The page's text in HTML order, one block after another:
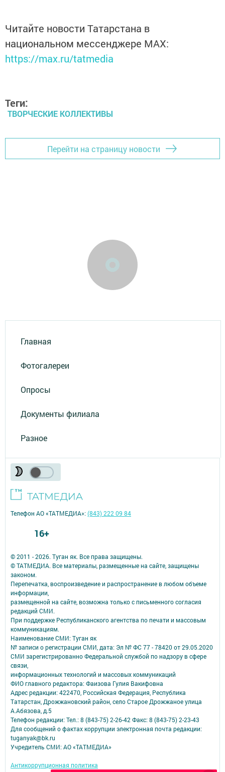
Читайте новости Татарстана в
национальном мессенджере MАХ:
https://max.ru/tatmedia
Теги:
ТВОРЧЕСКИЕ КОЛЛЕКТИВЫ
Перейти на страницу новости
Главная
Фотогалереи
Опросы
Документы филиала
Разное
© 2011 - 2026. Туган як. Все права защищены.
© ТАТМЕДИА. Все материалы, размещенные на сайте, защищены
законом.
Перепечатка, воспроизведение и распространение в любом объеме
информации,
размещенной на сайте, возможна только с письменного согласия
редакций СМИ.
При поддержке Республиканского агентства по печати и массовым
коммуникациям.
Наименование СМИ: Туган як
№ записи о регистрации СМИ, дата: Эл № ФС 77 - 78420 от 29.05.2020
СМИ зарегистрированно Федеральной службой по надзору в сфере
связи,
информационных технологий и массовых коммуникаций
ФИО главного редактора: Фаизова Гулия Вакифовна
Адрес редакции: 422470, Российская Федерация, Республика
Татарстан, Дрожжановский район, село Старое Дрожжаное улица
А.Абязова, д.5
Телефон редакции: Тел.: 8 (843-75) 2-26-42 Факс: 8 (843-75) 2-23-43
Для сообщений о фактах коррупции электронная почта редакции:
tuganyak@bk.ru
Учредитель СМИ: АО «ТАТМЕДИА»
Антикоррупционная политика
Телефон АО «ТАТМЕДИА»:(843) 222 09 84
16+